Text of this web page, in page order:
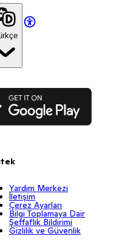
Play
Yardım Merkezi
İletişim
Çerez Ayarları
Bilgi Toplamaya Dair
Şeffaflık Bildirimi
Gizlilik ve Güvenlik